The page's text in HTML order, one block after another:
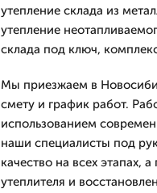
утепление склада из
утепление
склада под ключ,
Мы приезжаем в
смету и график работ.
использованием
наши специалисты под
качество на всех этапах,
утеплителя и